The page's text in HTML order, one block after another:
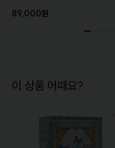
89,000원
이 상품 어때요?